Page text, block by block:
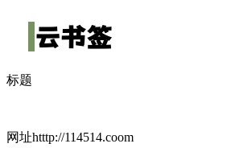
云书签
标题
网址htttp://114514.coom